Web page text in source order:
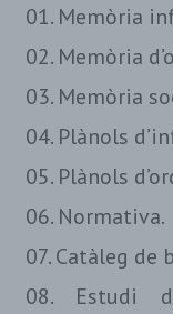
01. Memòria
02. Memòria
03. Memòria
04. Plànols
05. Plànols
06. Normativa.
07. Catàleg de
08. Estudi